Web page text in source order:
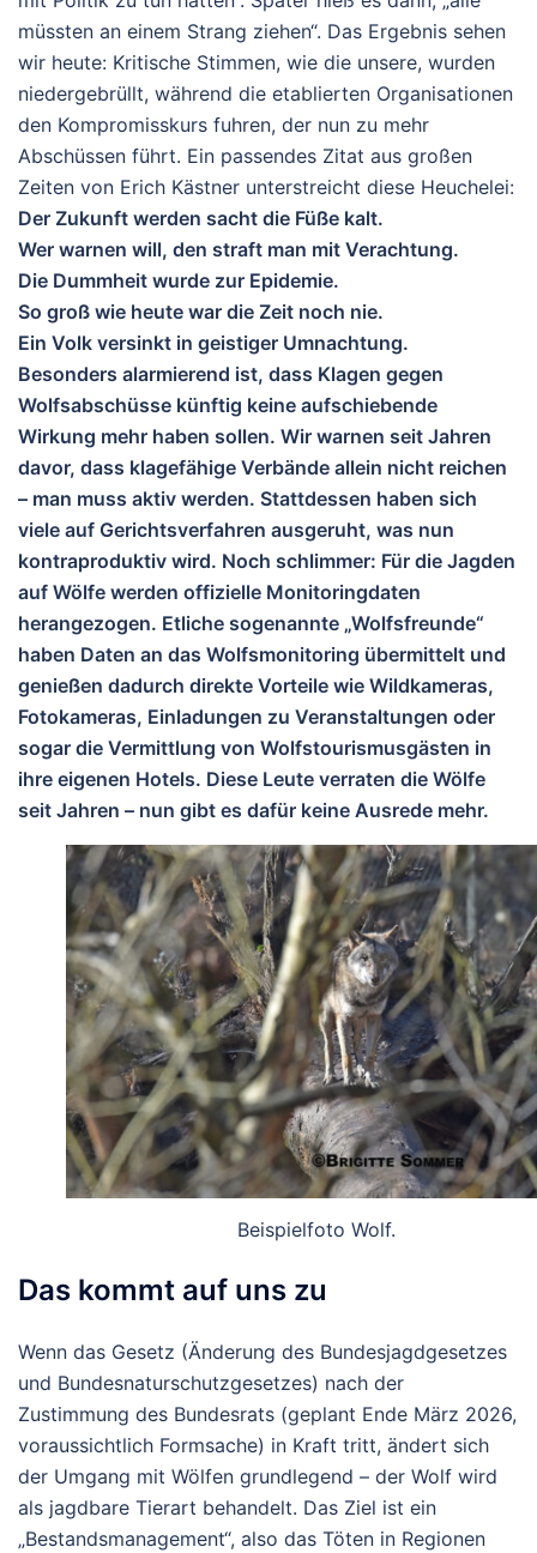
müssten an einem Strang ziehen“. Das Ergebnis sehen
wir heute: Kritische Stimmen, wie die unsere, wurden
niedergebrüllt, während die etablierten Organisationen
den Kompromisskurs fuhren, der nun zu mehr
Abschüssen führt. Ein passendes Zitat aus großen
Zeiten von Erich Kästner unterstreicht diese Heuchelei:
Der Zukunft werden sacht die Füße kalt.
Wer warnen will, den straft man mit Verachtung.
Die Dummheit wurde zur Epidemie.
So groß wie heute war die Zeit noch nie.
Ein Volk versinkt in geistiger Umnachtung.
Besonders alarmierend ist, dass Klagen gegen
Wolfsabschüsse künftig keine aufschiebende
Wirkung mehr haben sollen. Wir warnen seit Jahren
davor, dass klagefähige Verbände allein nicht reichen
– man muss aktiv werden. Stattdessen haben sich
viele auf Gerichtsverfahren ausgeruht, was nun
kontraproduktiv wird. Noch schlimmer: Für die Jagden
auf Wölfe werden offizielle Monitoringdaten
herangezogen. Etliche sogenannte „Wolfsfreunde“
haben Daten an das Wolfsmonitoring übermittelt und
genießen dadurch direkte Vorteile wie Wildkameras,
Fotokameras, Einladungen zu Veranstaltungen oder
sogar die Vermittlung von Wolfstourismusgästen in
ihre eigenen Hotels. Diese Leute verraten die Wölfe
seit Jahren – nun gibt es dafür keine Ausrede mehr.
Beispielfoto Wolf.
Das kommt auf uns zu
Wenn das Gesetz (Änderung des Bundesjagdgesetzes
und Bundesnaturschutzgesetzes) nach der
Zustimmung des Bundesrats (geplant Ende März 2026,
voraussichtlich Formsache) in Kraft tritt, ändert sich
der Umgang mit Wölfen grundlegend – der Wolf wird
als jagdbare Tierart behandelt. Das Ziel ist ein
„Bestandsmanagement“, also das Töten in Regionen